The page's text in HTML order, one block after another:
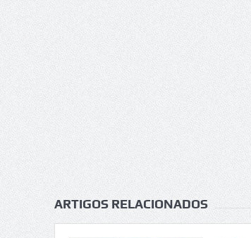
ARTIGOS RELACIONADOS